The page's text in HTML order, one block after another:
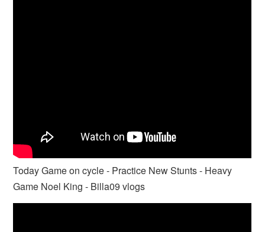
Today Game on cycle - Practice New Stunts - Heavy
Game Noel King - Billa09 vlogs